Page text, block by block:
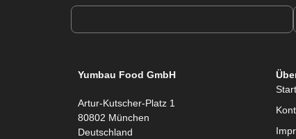
Yumbau Food GmbH
Artur-Kutscher-Platz 1
80802 München
Deutschland